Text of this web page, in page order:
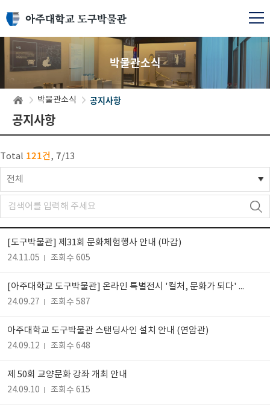
박물관소식
박물관소식 공지사항
공지사항
Total 121건, 7/13
전체
[도구박물관] 제31회 문화체험행사 안내 (마감)
24.11.05 조회수 605
[아주대학교 도구박물관] 온라인 특별전시 '컬처, 문화가 되다' 개최 안내
24.09.27 조회수 587
아주대학교 도구박물관 스탠딩사인 설치 안내 (연암관)
24.09.12 조회수 648
제 50회 교양문화 강좌 개최 안내
24.09.10 조회수 615